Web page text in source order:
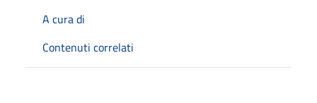
A cura di
Contenuti correlati